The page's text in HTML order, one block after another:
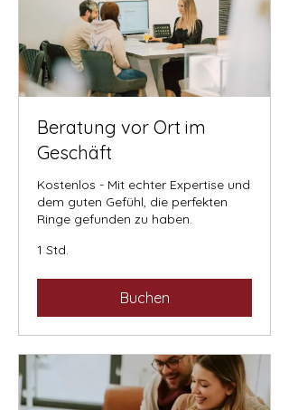
Beratung vor Ort im
Geschäft
Kostenlos - Mit echter Expertise und
dem guten Gefühl, die perfekten
Ringe gefunden zu haben.
1 Std.
Buchen